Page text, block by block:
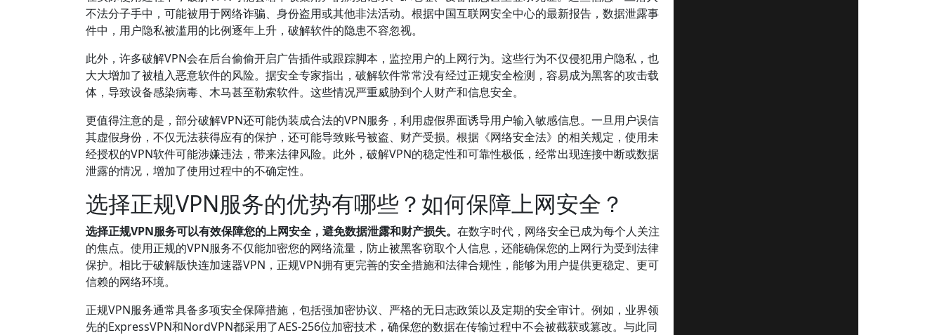
不法分子手中，可能被用于网络诈骗、身份盗用或其他非法活动。根据中国互联网安全中心的最新报告，数据泄露事
件中，用户隐私被滥用的比例逐年上升，破解软件的隐患不容忽视。
此外，许多破解VPN会在后台偷偷开启广告插件或跟踪脚本，监控用户的上网行为。这些行为不仅侵犯用户隐私，也
大大增加了被植入恶意软件的风险。据安全专家指出，破解软件常常没有经过正规安全检测，容易成为黑客的攻击载
体，导致设备感染病毒、木马甚至勒索软件。这些情况严重威胁到个人财产和信息安全。
更值得注意的是，部分破解VPN还可能伪装成合法的VPN服务，利用虚假界面诱导用户输入敏感信息。一旦用户误信
其虚假身份，不仅无法获得应有的保护，还可能导致账号被盗、财产受损。根据《网络安全法》的相关规定，使用未
经授权的VPN软件可能涉嫌违法，带来法律风险。此外，破解VPN的稳定性和可靠性极低，经常出现连接中断或数据
泄露的情况，增加了使用过程中的不确定性。
选择正规VPN服务的优势有哪些？如何保障上网安全？
选择正规VPN服务可以有效保障您的上网安全，避免数据泄露和财产损失。 在数字时代，网络安全已成为每个人关注
的焦点。使用正规的VPN服务不仅能加密您的网络流量，防止被黑客窃取个人信息，还能确保您的上网行为受到法律
保护。相比于破解版快连加速器VPN，正规VPN拥有更完善的安全措施和法律合规性，能够为用户提供更稳定、更可
信赖的网络环境。
正规VPN服务通常具备多项安全保障措施，包括强加密协议、严格的无日志政策以及定期的安全审计。例如，业界领
先的ExpressVPN和NordVPN都采用了AES-256位加密技术，确保您的数据在传输过程中不会被截获或篡改。与此同